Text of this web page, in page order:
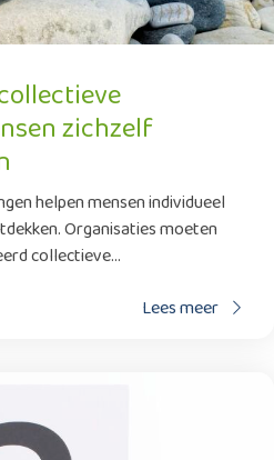
zichzelf
helpen mensen individueel
Organisaties moeten
collectieve...
Lees meer